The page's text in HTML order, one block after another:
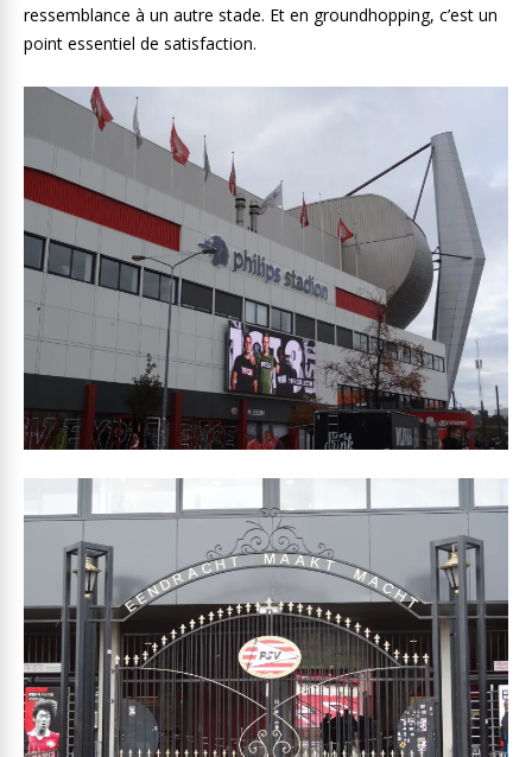
ressemblance à un autre stade. Et en groundhopping, c’est un
point essentiel de satisfaction.